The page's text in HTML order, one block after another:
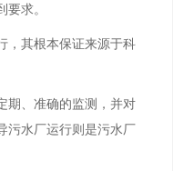
求。
，其根本保证来源于科
期、准确的监测，并对
污水厂运行则是污水厂